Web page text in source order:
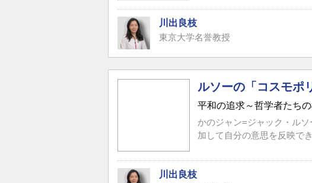
川出良枝
東京大学名誉教授
ルソーの「コスモポ
平和の追求～哲学者たち
かのジャン=ジャック・ル
加して自分の意思を反映で
川出良枝